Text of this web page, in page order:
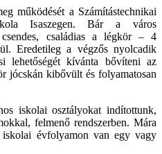
működését a Számítástechnikai
Isaszegen. Bár a város
családias a légkör – 4
Eredetileg a végzős nyolcadik
lehetőségét kívánta bővíteni az
jócskán kibővült és folyamatosan
iskolai osztályokat indítottunk,
felmenő rendszerben. Mára
iskolai évfolyamon van egy vagy